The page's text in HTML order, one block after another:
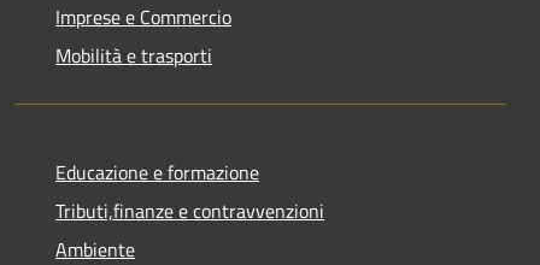
Imprese e Commercio
Mobilità e trasporti
Educazione e formazione
Tributi,finanze e contravvenzioni
Ambiente